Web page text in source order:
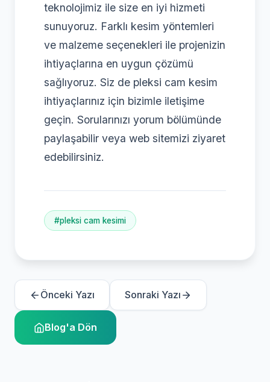
teknolojimiz ile size en iyi hizmeti
sunuyoruz. Farklı kesim yöntemleri
ve malzeme seçenekleri ile projenizin
ihtiyaçlarına en uygun çözümü
sağlıyoruz. Siz de pleksi cam kesim
ihtiyaçlarınız için bizimle iletişime
geçin. Sorularınızı yorum bölümünde
paylaşabilir veya web sitemizi ziyaret
edebilirsiniz.
#pleksi cam kesimi
Önceki Yazı Sonraki Yazı
Blog'a Dön